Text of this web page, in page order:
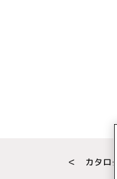
＜ カタロ